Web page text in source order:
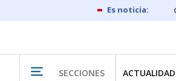
SECCIONES ACTUALIDAD